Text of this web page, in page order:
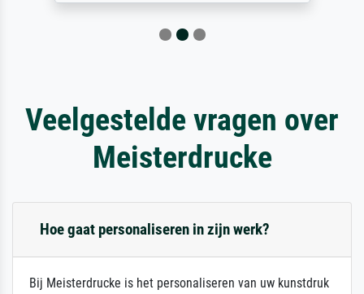
Veelgestelde vragen over
Meisterdrucke
Hoe gaat personaliseren in zijn werk?
Bij Meisterdrucke is het personaliseren van uw kunstdruk